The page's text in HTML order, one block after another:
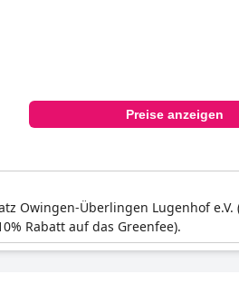
Preise anzeigen
Owingen-Überlingen Lugenhof e.V.
Rabatt auf das Greenfee).